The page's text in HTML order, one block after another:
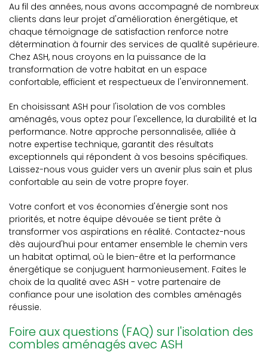
Au fil des années, nous avons accompagné de nombreux
clients dans leur projet d'amélioration énergétique, et
chaque témoignage de satisfaction renforce notre
détermination à fournir des services de qualité supérieure.
Chez ASH, nous croyons en la puissance de la
transformation de votre habitat en un espace
confortable, efficient et respectueux de l'environnement.
En choisissant ASH pour l'isolation de vos combles
aménagés, vous optez pour l'excellence, la durabilité et la
performance. Notre approche personnalisée, alliée à
notre expertise technique, garantit des résultats
exceptionnels qui répondent à vos besoins spécifiques.
Laissez-nous vous guider vers un avenir plus sain et plus
confortable au sein de votre propre foyer.
Votre confort et vos économies d'énergie sont nos
priorités, et notre équipe dévouée se tient prête à
transformer vos aspirations en réalité. Contactez-nous
dès aujourd'hui pour entamer ensemble le chemin vers
un habitat optimal, où le bien-être et la performance
énergétique se conjuguent harmonieusement. Faites le
choix de la qualité avec ASH - votre partenaire de
confiance pour une isolation des combles aménagés
réussie.
Foire aux questions (FAQ) sur l'isolation des
combles aménagés avec ASH